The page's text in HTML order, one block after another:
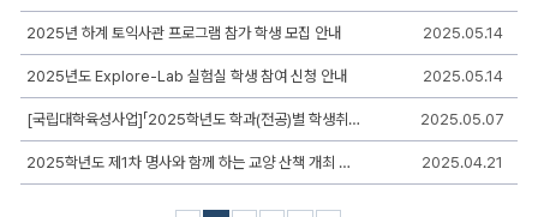
번
호,
제
목,
자,
등
록
일,
2025년 하계 토익사관 프로그램 참가 학생 모집 안내 2025.05.14
2025년도 Explore-Lab 실험실 학생 참여 신청 안내 2025.05.14
[국립대학육성사업]「2025학년도 학과(전공)별 학생취업 동아리」참여학생 모집 안내 2025.05.07
2025학년도 제1차 명사와 함께 하는 교양 산책 개최 안내 2025.04.21